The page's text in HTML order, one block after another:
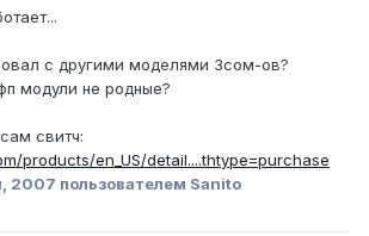
с другими моделями 3сом-ов?
модули не родные?
свитч:
products/en_US/detail....thtype=purchase
2007 пользователем Sanito